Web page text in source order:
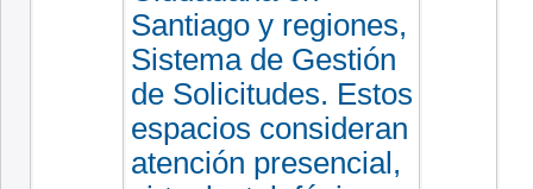
Santiago y regiones,
Sistema de Gestión
de Solicitudes. Estos
espacios consideran
atención presencial,